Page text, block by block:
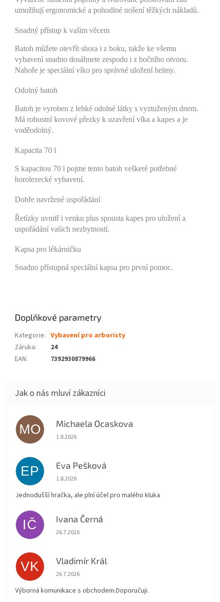
umožňují ergonomické a pohodlné nošení těžkých nákladů.
Snadný přístup k vašim věcem
Batoh můžete otevřít shora i z boku, takže ke všemu
vybavení snadno dosáhnete zespodu i z bočního otvoru.
Nahoře je speciální víko pro správné uložení helmy.
Odolný batoh
Batoh je vyroben z lehké odolné látky s vyztuženým dnem.
Má robustní kovové přezky k uzavření víka a kapes a je
voděodolný.
Kapacita 70 l
S kapacitou 70 l pojme tento batoh veškeré potřebné
horolezecké vybavení.
Dobře navržené uspořádání
Řetízky uvnitř i venku plus spousta kapes pro uložení a
uspořádání vašich nezbytností.
Kapsa pro lékárničku
Snadno přístupná speciální kapsa pro první pomoc.
Doplňkové parametry
Kategorie: Vybavení pro arboristy
Záruka:
24
EAN: 7392930879966
MO Michaela Ocaskova
Hodnocení obchodu je 5 z 5 hvězdiček.
1.8.2026
EP Eva Pešková
Hodnocení obchodu je 5 z 5 hvězdiček.
1.8.2026
Jednodušší hračka, ale plní účel pro malého kluka
IČ Ivana Černá
Hodnocení obchodu je 5 z 5 hvězdiček.
26.7.2026
VK Vladimír Král
Hodnocení obchodu je 5 z 5 hvězdiček.
26.7.2026
Výborná komunikace s obchodem.Doporučuji.